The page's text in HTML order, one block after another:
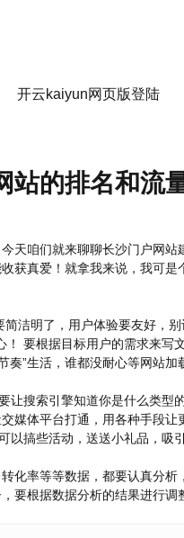
开云kaiyun网页版登陆
站的排名和流
天咱们就来聊聊长沙门户网
真爱！就拿我来说，我可
洁明了，用户体验要友好，
要根据目标用户的需求来
”生活，谁都没耐心等网站加
让搜索引擎知道你是什么类型
媒体平台打通，用各种手段
以搞些活动，送送小礼品，吸
化率等等数据，都要认真分
要根据数据分析的结果进行